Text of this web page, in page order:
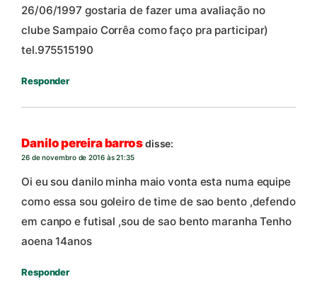
26/06/1997 gostaria de fazer uma avaliação no
clube Sampaio Corrêa como faço pra participar)
tel.975515190
Responder
Danilo pereira barrosdisse:
26 de novembro de 2016 às 21:35
Oi eu sou danilo minha maio vonta esta numa equipe
como essa sou goleiro de time de sao bento ,defendo
em canpo e futisal ,sou de sao bento maranha Tenho
aoena 14anos
Responder